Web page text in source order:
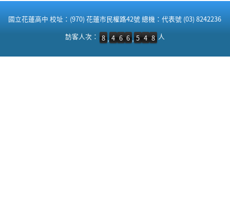
國立花蓮高中 校址：(970) 花蓮市民權路42號 總機：代表號 (03) 8242236
訪客人次：8,466,548 人
訪客人次： 8 , 4 6 6 , 5 4 8 人